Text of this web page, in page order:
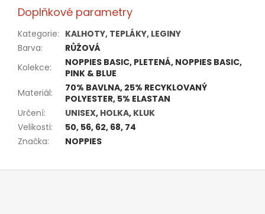
Doplňkové parametry
Kategorie: KALHOTY, TEPLÁKY, LEGINY
Barva:
RŮŽOVÁ
Kolekce:
NOPPIES BASIC, PLETENÁ, NOPPIES BASIC,
PINK & BLUE
Materiál:
70% BAVLNA, 25% RECYKLOVANÝ
POLYESTER, 5% ELASTAN
Určení: UNISEX, HOLKA, KLUK
Velikosti:
50, 56, 62, 68, 74
Značka: NOPPIES
Z